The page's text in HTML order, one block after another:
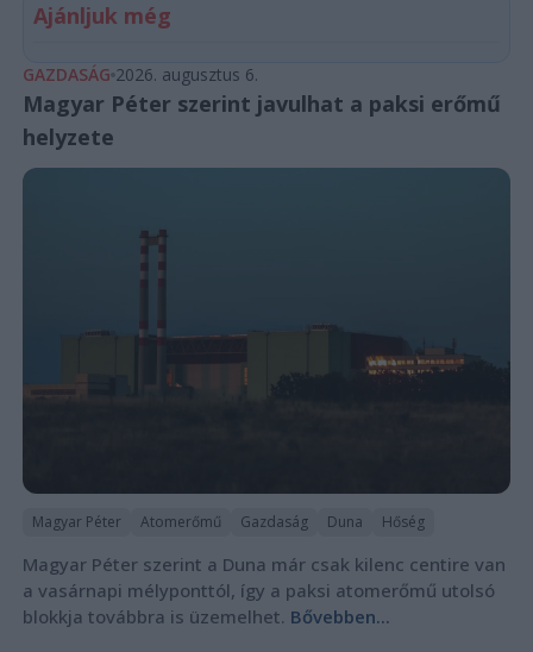
Ajánljuk még
GAZDASÁG 2026. augusztus 6.
Magyar Péter szerint javulhat a paksi erőmű
helyzete
Magyar Péter Atomerőmű Gazdaság Duna Hőség
Magyar Péter szerint a Duna már csak kilenc centire van
a vasárnapi mélyponttól, így a paksi atomerőmű utolsó
blokkja továbbra is üzemelhet. Bővebben...